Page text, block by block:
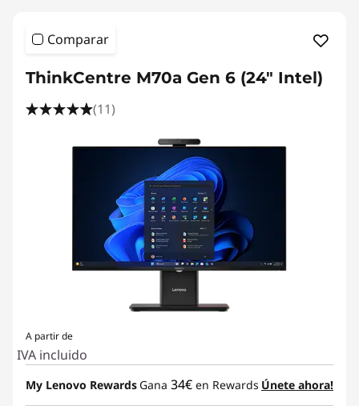
Comparar
ThinkCentre M70a Gen 6 (24" Intel)
(11)
A partir de
IVA incluido
My Lenovo Rewards Gana 34€ en Rewards Únete ahora!